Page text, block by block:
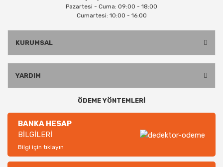
Pazartesi - Cuma: 09:00 - 18:00
Cumartesi: 10:00 - 16:00
KURUMSAL
YARDIM
ÖDEME YÖNTEMLERİ
BANKA HESAP
BİLGİLERİ
Bilgi için tıklayın